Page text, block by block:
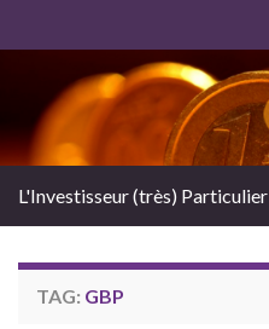
Search for:
L'Investisseur (très) Particulier
TAG: GBP